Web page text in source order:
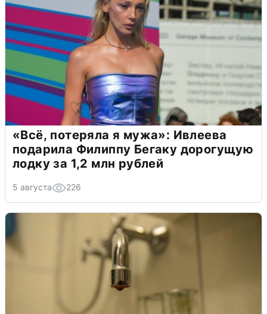
«Всё, потеряла я мужа»: Ивлеева
подарила Филиппу Бегаку дорогущую
лодку за 1,2 млн рублей
5 августа 226